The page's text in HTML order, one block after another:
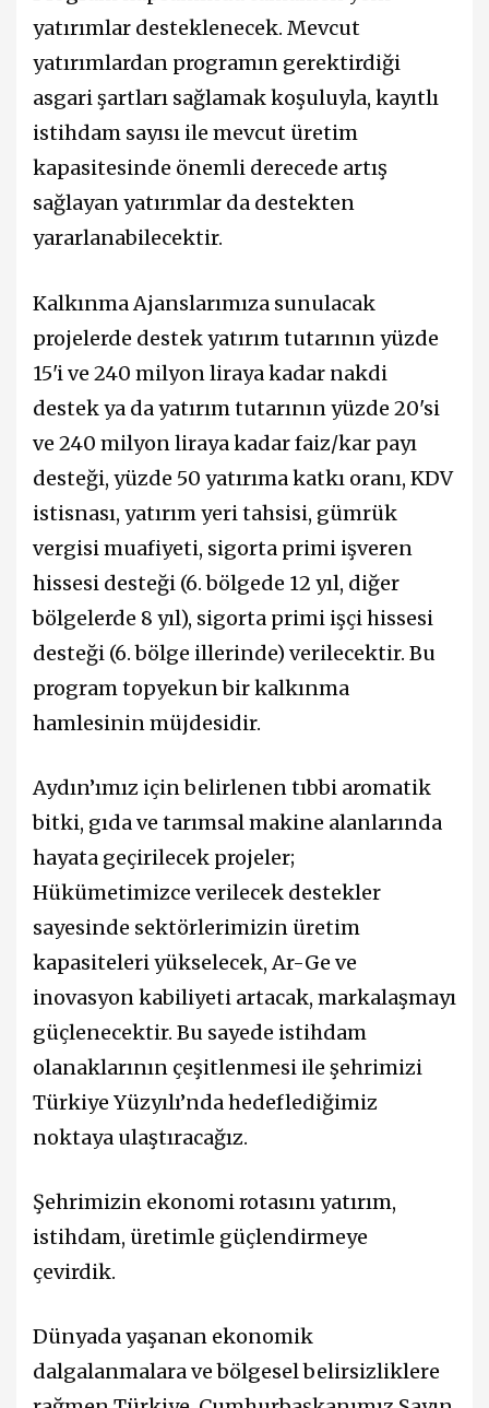
yatırımlar desteklenecek. Mevcut
yatırımlardan programın gerektirdiği
asgari şartları sağlamak koşuluyla, kayıtlı
istihdam sayısı ile mevcut üretim
kapasitesinde önemli derecede artış
sağlayan yatırımlar da destekten
yararlanabilecektir.
Kalkınma Ajanslarımıza sunulacak
projelerde destek yatırım tutarının yüzde
15'i ve 240 milyon liraya kadar nakdi
destek ya da yatırım tutarının yüzde 20'si
ve 240 milyon liraya kadar faiz/kar payı
desteği, yüzde 50 yatırıma katkı oranı, KDV
istisnası, yatırım yeri tahsisi, gümrük
vergisi muafiyeti, sigorta primi işveren
hissesi desteği (6. bölgede 12 yıl, diğer
bölgelerde 8 yıl), sigorta primi işçi hissesi
desteği (6. bölge illerinde) verilecektir. Bu
program topyekun bir kalkınma
hamlesinin müjdesidir.
Aydın’ımız için belirlenen tıbbi aromatik
bitki, gıda ve tarımsal makine alanlarında
hayata geçirilecek projeler;
Hükümetimizce verilecek destekler
sayesinde sektörlerimizin üretim
kapasiteleri yükselecek, Ar-Ge ve
inovasyon kabiliyeti artacak, markalaşmayı
güçlenecektir. Bu sayede istihdam
olanaklarının çeşitlenmesi ile şehrimizi
Türkiye Yüzyılı’nda hedeflediğimiz
noktaya ulaştıracağız.
Şehrimizin ekonomi rotasını yatırım,
istihdam, üretimle güçlendirmeye
çevirdik.
Dünyada yaşanan ekonomik
dalgalanmalara ve bölgesel belirsizliklere